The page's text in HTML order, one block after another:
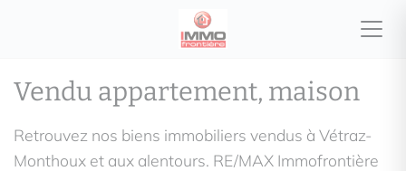
Vendu appartement, maison
Retrouvez nos biens immobiliers vendus à Vétraz-
Monthoux et aux alentours. RE/MAX Immofrontière